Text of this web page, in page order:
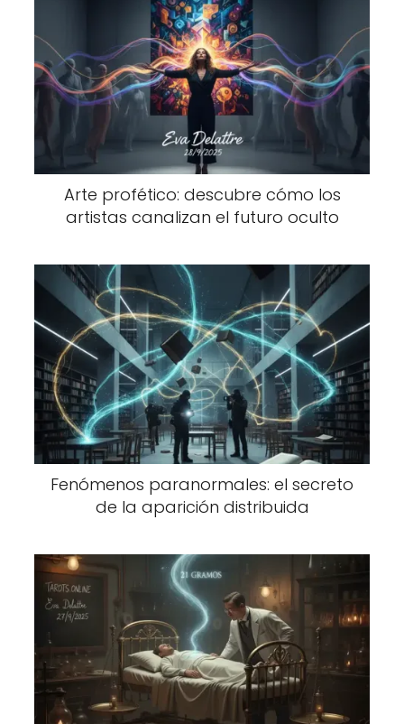
Arte profético: descubre cómo los
artistas canalizan el futuro oculto
Fenómenos paranormales: el secreto
de la aparición distribuida